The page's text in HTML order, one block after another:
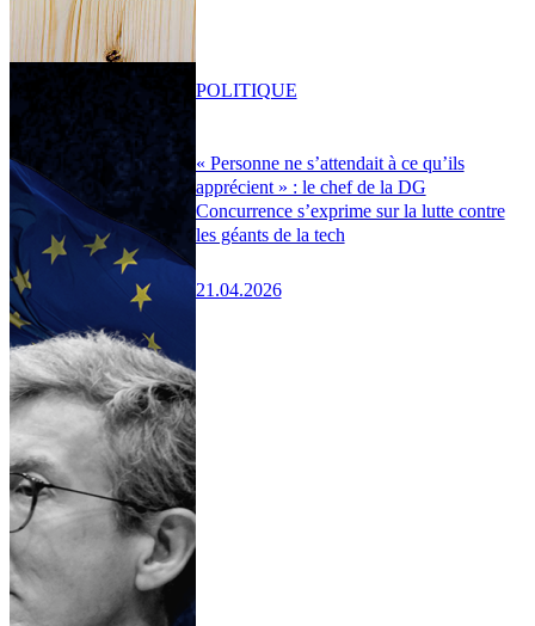
« Personne ne s’attendait à ce qu’ils
apprécient » : le chef de la DG
Concurrence s’exprime sur la lutte contre
les géants de la tech
21.04.2026
POLITIQUE